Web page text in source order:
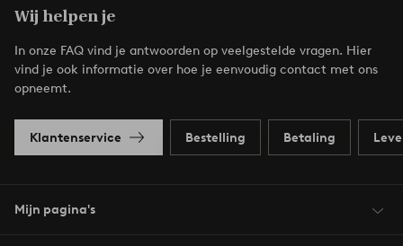
Wij helpen je
In onze FAQ vind je antwoorden op veelgestelde vragen. Hier
vind je ook informatie over hoe je eenvoudig contact met ons
opneemt.
Klantenservice Bestelling Betaling
Mijn pagina's